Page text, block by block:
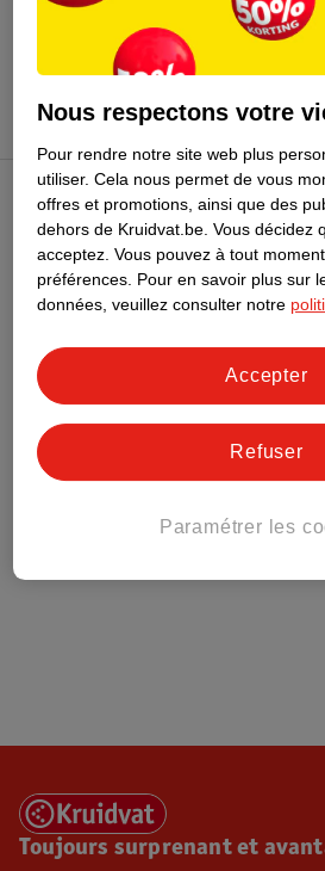
Profitez-en
Club Kruidvat
Service Clientèle
Tout sur Kruidvat
Toujours surprenant et
Nous respectons votre
Pour rendre notre site web plus
utiliser. Cela nous permet de vous
offres et promotions, ainsi que des
dehors de Kruidvat.be. Vous décidez
acceptez. Vous pouvez à tout
préférences. Pour en savoir plus sur
données, veuillez consulter notre
Paramétrer les
Refuser
Accepter